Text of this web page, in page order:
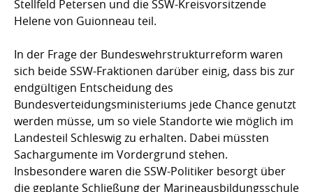
Stellfeld Petersen und die SSW-Kreisvorsitzende
Helene von Guionneau teil.
In der Frage der Bundeswehrstrukturreform waren
sich beide SSW-Fraktionen darüber einig, dass bis zur
endgültigen Entscheidung des
Bundesverteidungsministeriums jede Chance genutzt
werden müsse, um so viele Standorte wie möglich im
Landesteil Schleswig zu erhalten. Dabei müssten
Sachargumente im Vordergrund stehen.
Insbesondere waren die SSW-Politiker besorgt über
die geplante Schließung der Marineausbildungsschule